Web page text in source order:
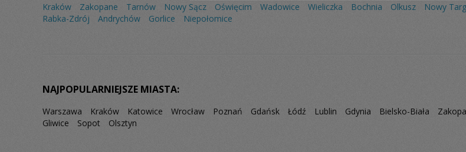
Kraków Zakopane Tarnów Nowy Sącz Oświęcim Wadowice Wieliczka Bochnia Olkusz Nowy Targ
Rabka-Zdrój
Andrychów Gorlice Niepołomice
NAJPOPULARNIEJSZE MIASTA:
Warszawa Kraków Katowice Wrocław Poznań Gdańsk Łódź Lublin Gdynia Bielsko-Biała
Gliwice
Sopot Olsztyn